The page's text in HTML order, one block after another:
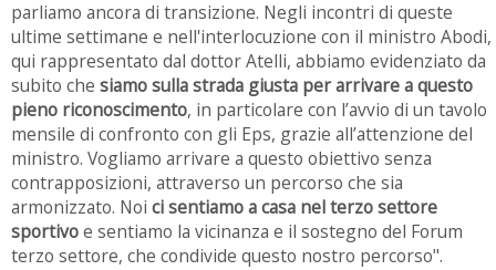
parliamo ancora di transizione. Negli incontri di queste
ultime settimane e nell'interlocuzione con il ministro Abodi,
qui rappresentato dal dottor Atelli, abbiamo evidenziato da
subito che siamo sulla strada giusta per arrivare a questo
pieno riconoscimento, in particolare con l’avvio di un tavolo
mensile di confronto con gli Eps, grazie all’attenzione del
ministro. Vogliamo arrivare a questo obiettivo senza
contrapposizioni, attraverso un percorso che sia
armonizzato. Noi ci sentiamo a casa nel terzo settore
sportivoe sentiamo la vicinanza e il sostegno del Forum
terzo settore, che condivide questo nostro percorso".